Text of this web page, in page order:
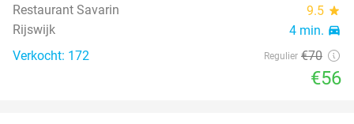
Restaurant Savarin
9.5 star
Rijswijk 4 min. directions_car
Verkocht: 172 Regulier €70
€56